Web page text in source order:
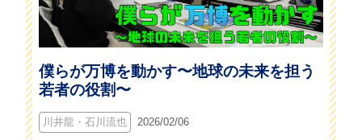
僕らが万博を動かす〜地球の未来を担う
若者の役割〜
川井龍・石川流也 2026/02/06